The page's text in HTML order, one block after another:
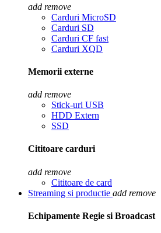
add remove
Carduri MicroSD
Carduri SD
Carduri CF fast
Carduri XQD
Memorii externe
add remove
Stick-uri USB
HDD Extern
SSD
Cititoare carduri
add remove
Cititoare de card
Streaming si productie add remove
Echipamente Regie si Broadcast